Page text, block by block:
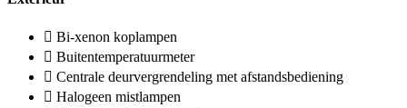
Bi-xenon koplampen
Buitentemperatuurmeter
Centrale deurvergrendeling met afstandsbediening
Halogeen mistlampen